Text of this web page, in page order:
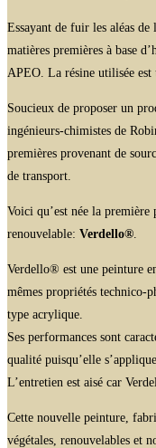
Essayant de fuir les aléas
matières premières à base
APEO. La résine utilisée est
Soucieux de proposer un
ingénieurs-chimistes de
premières provenant de
de transport.
Voici qu’est née la
renouvelable: Verdello®
Verdello® est une peinture
mêmes propriétés technico-
type acrylique.
Ses performances sont
qualité puisqu’elle
L’entretien est aisé car
Cette nouvelle peinture,
végétales, renouvelables et